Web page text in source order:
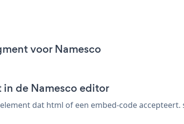
voor Namesco
de Namesco editor
dat html of een embed-code